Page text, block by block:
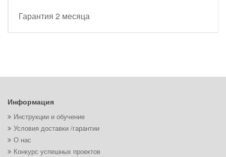
Гарантия 2 месяца
Информация
Инструкции и обучение
Условия доставки /гарантии
О нас
Конкурс успешных проектов